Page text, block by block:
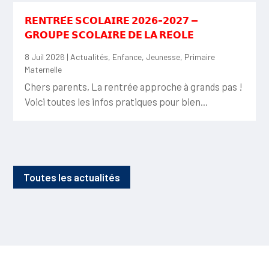
𝗥𝗘𝗡𝗧𝗥𝗘́𝗘 𝗦𝗖𝗢𝗟𝗔𝗜𝗥𝗘 𝟮𝟬𝟮𝟲-𝟮𝟬𝟮𝟳 —
𝗚𝗥𝗢𝗨𝗣𝗘 𝗦𝗖𝗢𝗟𝗔𝗜𝗥𝗘 𝗗𝗘 𝗟𝗔 𝗥𝗘́𝗢𝗟𝗘
8 Juil 2026 | Actualités, Enfance, Jeunesse, Primaire
Maternelle
Chers parents, La rentrée approche à grands pas !
Voici toutes les infos pratiques pour bien...
Toutes les actualités